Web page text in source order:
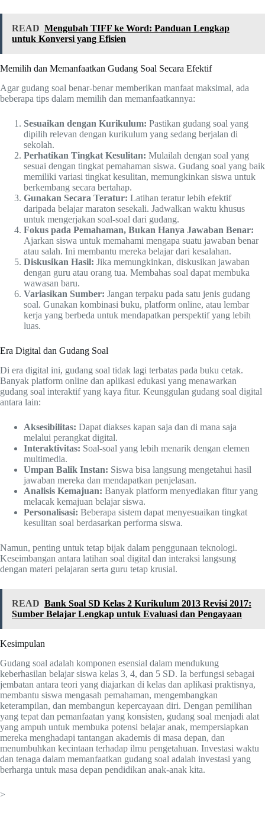
READ Mengubah TIFF ke Word: Panduan Lengkap
untuk Konversi yang Efisien
Memilih dan Memanfaatkan Gudang Soal Secara Efektif
Agar gudang soal benar-benar memberikan manfaat maksimal, ada
beberapa tips dalam memilih dan memanfaatkannya:
Sesuaikan dengan Kurikulum: Pastikan gudang soal yang
dipilih relevan dengan kurikulum yang sedang berjalan di
sekolah.
Perhatikan Tingkat Kesulitan: Mulailah dengan soal yang
sesuai dengan tingkat pemahaman siswa. Gudang soal yang baik
memiliki variasi tingkat kesulitan, memungkinkan siswa untuk
berkembang secara bertahap.
Gunakan Secara Teratur: Latihan teratur lebih efektif
daripada belajar maraton sesekali. Jadwalkan waktu khusus
untuk mengerjakan soal-soal dari gudang.
Fokus pada Pemahaman, Bukan Hanya Jawaban Benar:
Ajarkan siswa untuk memahami mengapa suatu jawaban benar
atau salah. Ini membantu mereka belajar dari kesalahan.
Diskusikan Hasil: Jika memungkinkan, diskusikan jawaban
dengan guru atau orang tua. Membahas soal dapat membuka
wawasan baru.
Variasikan Sumber: Jangan terpaku pada satu jenis gudang
soal. Gunakan kombinasi buku, platform online, atau lembar
kerja yang berbeda untuk mendapatkan perspektif yang lebih
luas.
Era Digital dan Gudang Soal
Di era digital ini, gudang soal tidak lagi terbatas pada buku cetak.
Banyak platform online dan aplikasi edukasi yang menawarkan
gudang soal interaktif yang kaya fitur. Keunggulan gudang soal digital
antara lain:
Aksesibilitas: Dapat diakses kapan saja dan di mana saja
melalui perangkat digital.
Interaktivitas: Soal-soal yang lebih menarik dengan elemen
multimedia.
Umpan Balik Instan: Siswa bisa langsung mengetahui hasil
jawaban mereka dan mendapatkan penjelasan.
Analisis Kemajuan: Banyak platform menyediakan fitur yang
melacak kemajuan belajar siswa.
Personalisasi: Beberapa sistem dapat menyesuaikan tingkat
kesulitan soal berdasarkan performa siswa.
Namun, penting untuk tetap bijak dalam penggunaan teknologi.
Keseimbangan antara latihan soal digital dan interaksi langsung
dengan materi pelajaran serta guru tetap krusial.
READ Bank Soal SD Kelas 2 Kurikulum 2013 Revisi 2017:
Sumber Belajar Lengkap untuk Evaluasi dan Pengayaan
Kesimpulan
Gudang soal adalah komponen esensial dalam mendukung
keberhasilan belajar siswa kelas 3, 4, dan 5 SD. Ia berfungsi sebagai
jembatan antara teori yang diajarkan di kelas dan aplikasi praktisnya,
membantu siswa mengasah pemahaman, mengembangkan
keterampilan, dan membangun kepercayaan diri. Dengan pemilihan
yang tepat dan pemanfaatan yang konsisten, gudang soal menjadi alat
yang ampuh untuk membuka potensi belajar anak, mempersiapkan
mereka menghadapi tantangan akademis di masa depan, dan
menumbuhkan kecintaan terhadap ilmu pengetahuan. Investasi waktu
dan tenaga dalam memanfaatkan gudang soal adalah investasi yang
berharga untuk masa depan pendidikan anak-anak kita.
>